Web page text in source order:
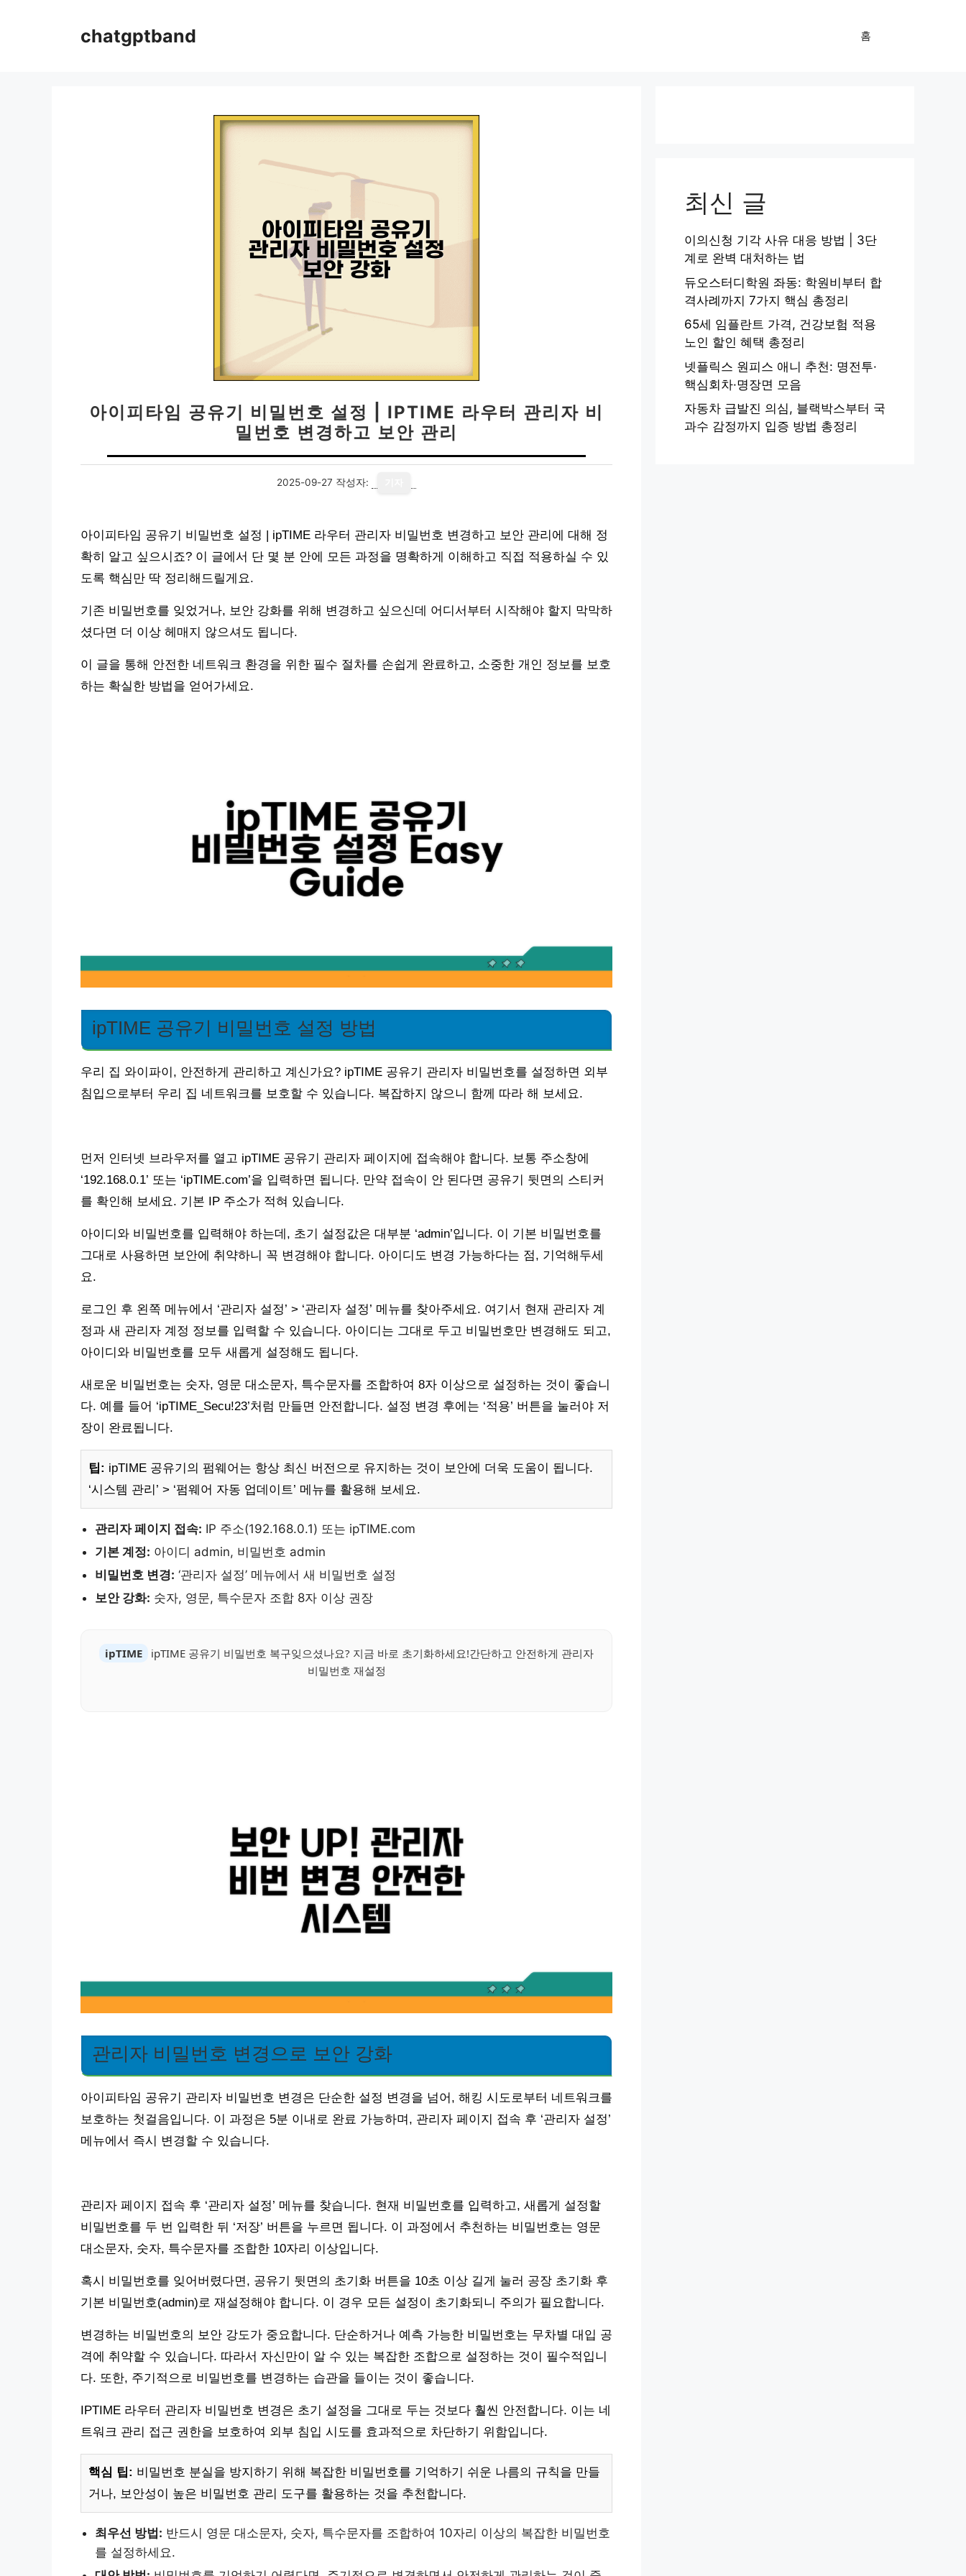
chatgptband 홈
아이피타임 공유기 비밀번호 설정 | IPTIME 라우터 관리자 비
밀번호 변경하고 보안 관리
2025-09-27 작성자:
아이피타임 공유기 비밀번호 설정 | ipTIME 라우터 관리자 비밀번호 변경하고 보안 관리에 대해 정
확히 알고 싶으시죠? 이 글에서 단 몇 분 안에 모든 과정을 명확하게 이해하고 직접 적용하실 수 있
도록 핵심만 딱 정리해드릴게요.
기존 비밀번호를 잊었거나, 보안 강화를 위해 변경하고 싶으신데 어디서부터 시작해야 할지 막막하
셨다면 더 이상 헤매지 않으셔도 됩니다.
이 글을 통해 안전한 네트워크 환경을 위한 필수 절차를 손쉽게 완료하고, 소중한 개인 정보를 보호
하는 확실한 방법을 얻어가세요.
ipTIME 공유기 비밀번호 설정 방법
우리 집 와이파이, 안전하게 관리하고 계신가요? ipTIME 공유기 관리자 비밀번호를 설정하면 외부
침입으로부터 우리 집 네트워크를 보호할 수 있습니다. 복잡하지 않으니 함께 따라 해 보세요.
먼저 인터넷 브라우저를 열고 ipTIME 공유기 관리자 페이지에 접속해야 합니다. 보통 주소창에
‘192.168.0.1’ 또는 ‘ipTIME.com’을 입력하면 됩니다. 만약 접속이 안 된다면 공유기 뒷면의 스티커
를 확인해 보세요. 기본 IP 주소가 적혀 있습니다.
아이디와 비밀번호를 입력해야 하는데, 초기 설정값은 대부분 ‘admin’입니다. 이 기본 비밀번호를
그대로 사용하면 보안에 취약하니 꼭 변경해야 합니다. 아이디도 변경 가능하다는 점, 기억해두세
요.
로그인 후 왼쪽 메뉴에서 ‘관리자 설정’ > ‘관리자 설정’ 메뉴를 찾아주세요. 여기서 현재 관리자 계
정과 새 관리자 계정 정보를 입력할 수 있습니다. 아이디는 그대로 두고 비밀번호만 변경해도 되고,
아이디와 비밀번호를 모두 새롭게 설정해도 됩니다.
새로운 비밀번호는 숫자, 영문 대소문자, 특수문자를 조합하여 8자 이상으로 설정하는 것이 좋습니
다. 예를 들어 ‘ipTIME_Secu!23’처럼 만들면 안전합니다. 설정 변경 후에는 ‘적용’ 버튼을 눌러야 저
장이 완료됩니다.
팁: ipTIME 공유기의 펌웨어는 항상 최신 버전으로 유지하는 것이 보안에 더욱 도움이 됩니다.
‘시스템 관리’ > ‘펌웨어 자동 업데이트’ 메뉴를 활용해 보세요.
관리자 페이지 접속: IP 주소(192.168.0.1) 또는 ipTIME.com
기본 계정: 아이디 admin, 비밀번호 admin
비밀번호 변경: ‘관리자 설정’ 메뉴에서 새 비밀번호 설정
보안 강화: 숫자, 영문, 특수문자 조합 8자 이상 권장
ipTIME
ipTIME 공유기 비밀번호 복구잊으셨나요? 지금 바로 초기화하세요!간단하고 안전하게 관리자
비밀번호 재설정
관리자 비밀번호 변경으로 보안 강화
아이피타임 공유기 관리자 비밀번호 변경은 단순한 설정 변경을 넘어, 해킹 시도로부터 네트워크를
보호하는 첫걸음입니다. 이 과정은 5분 이내로 완료 가능하며, 관리자 페이지 접속 후 ‘관리자 설정’
메뉴에서 즉시 변경할 수 있습니다.
관리자 페이지 접속 후 ‘관리자 설정’ 메뉴를 찾습니다. 현재 비밀번호를 입력하고, 새롭게 설정할
비밀번호를 두 번 입력한 뒤 ‘저장’ 버튼을 누르면 됩니다. 이 과정에서 추천하는 비밀번호는 영문
대소문자, 숫자, 특수문자를 조합한 10자리 이상입니다.
혹시 비밀번호를 잊어버렸다면, 공유기 뒷면의 초기화 버튼을 10초 이상 길게 눌러 공장 초기화 후
기본 비밀번호(admin)로 재설정해야 합니다. 이 경우 모든 설정이 초기화되니 주의가 필요합니다.
변경하는 비밀번호의 보안 강도가 중요합니다. 단순하거나 예측 가능한 비밀번호는 무차별 대입 공
격에 취약할 수 있습니다. 따라서 자신만이 알 수 있는 복잡한 조합으로 설정하는 것이 필수적입니
다. 또한, 주기적으로 비밀번호를 변경하는 습관을 들이는 것이 좋습니다.
IPTIME 라우터 관리자 비밀번호 변경은 초기 설정을 그대로 두는 것보다 훨씬 안전합니다. 이는 네
트워크 관리 접근 권한을 보호하여 외부 침입 시도를 효과적으로 차단하기 위함입니다.
핵심 팁: 비밀번호 분실을 방지하기 위해 복잡한 비밀번호를 기억하기 쉬운 나름의 규칙을 만들
거나, 보안성이 높은 비밀번호 관리 도구를 활용하는 것을 추천합니다.
최우선 방법: 반드시 영문 대소문자, 숫자, 특수문자를 조합하여 10자리 이상의 복잡한 비밀번호
를 설정하세요.
최신 글
이의신청 기각 사유 대응 방법 | 3단
계로 완벽 대처하는 법
듀오스터디학원 좌동: 학원비부터 합
격사례까지 7가지 핵심 총정리
65세 임플란트 가격, 건강보험 적용
노인 할인 혜택 총정리
넷플릭스 원피스 애니 추천: 명전투·
핵심회차·명장면 모음
자동차 급발진 의심, 블랙박스부터 국
과수 감정까지 입증 방법 총정리